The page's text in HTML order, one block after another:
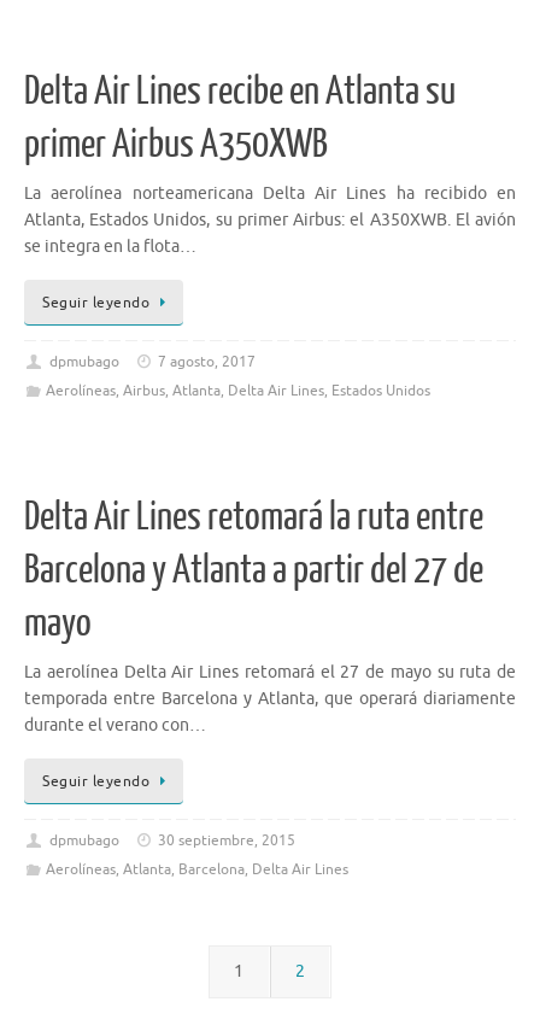
Delta Air Lines recibe en Atlanta su
primer Airbus A350XWB
La aerolínea norteamericana Delta Air Lines ha recibido en
Atlanta, Estados Unidos, su primer Airbus: el A350XWB. El avión
se integra en la flota…
Seguir leyendo
dpmubago
7 agosto, 2017
Aerolíneas, Airbus, Atlanta, Delta Air Lines, Estados Unidos
Delta Air Lines retomará la ruta entre
Barcelona y Atlanta a partir del 27 de
mayo
La aerolínea Delta Air Lines retomará el 27 de mayo su ruta de
temporada entre Barcelona y Atlanta, que operará diariamente
durante el verano con…
Seguir leyendo
dpmubago
30 septiembre, 2015
Aerolíneas, Atlanta, Barcelona, Delta Air Lines
1 2